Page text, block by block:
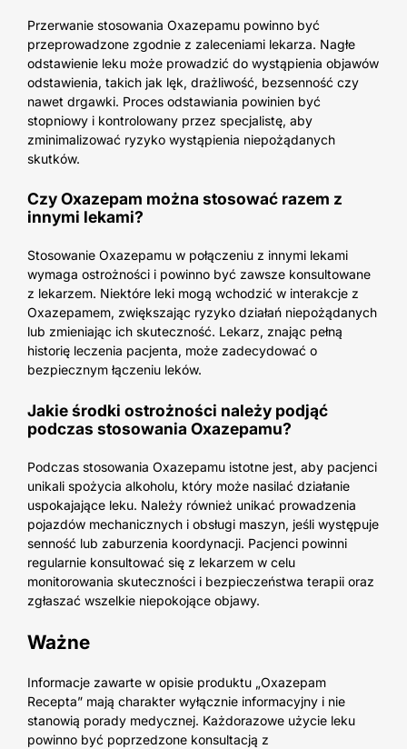
Przerwanie stosowania Oxazepamu powinno być
przeprowadzone zgodnie z zaleceniami lekarza. Nagłe
odstawienie leku może prowadzić do wystąpienia objawów
odstawienia, takich jak lęk, drażliwość, bezsenność czy
nawet drgawki. Proces odstawiania powinien być
stopniowy i kontrolowany przez specjalistę, aby
zminimalizować ryzyko wystąpienia niepożądanych
skutków.
Czy Oxazepam można stosować razem z
innymi lekami?
Stosowanie Oxazepamu w połączeniu z innymi lekami
wymaga ostrożności i powinno być zawsze konsultowane
z lekarzem. Niektóre leki mogą wchodzić w interakcje z
Oxazepamem, zwiększając ryzyko działań niepożądanych
lub zmieniając ich skuteczność. Lekarz, znając pełną
historię leczenia pacjenta, może zadecydować o
bezpiecznym łączeniu leków.
Jakie środki ostrożności należy podjąć
podczas stosowania Oxazepamu?
Podczas stosowania Oxazepamu istotne jest, aby pacjenci
unikali spożycia alkoholu, który może nasilać działanie
uspokajające leku. Należy również unikać prowadzenia
pojazdów mechanicznych i obsługi maszyn, jeśli występuje
senność lub zaburzenia koordynacji. Pacjenci powinni
regularnie konsultować się z lekarzem w celu
monitorowania skuteczności i bezpieczeństwa terapii oraz
zgłaszać wszelkie niepokojące objawy.
Ważne
Informacje zawarte w opisie produktu „Oxazepam
Recepta” mają charakter wyłącznie informacyjny i nie
stanowią porady medycznej. Każdorazowe użycie leku
powinno być poprzedzone konsultacją z